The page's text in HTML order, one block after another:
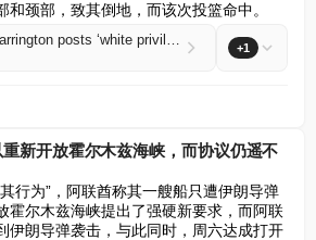
和颈部，致其倒地，而该次投篮命中。
Sky’s DiJonai Carrington posts ‘white privilege’ after ejection for hard foul on Sophie Cunningham +1
新开放霍尔木兹海峡，而协议仍遥不
行为”，阿联酋称其一艘船只遭伊朗导弹
霍尔木兹海峡提出了强硬新要求，而阿联
伊朗导弹袭击，与此同时，周六达成打开